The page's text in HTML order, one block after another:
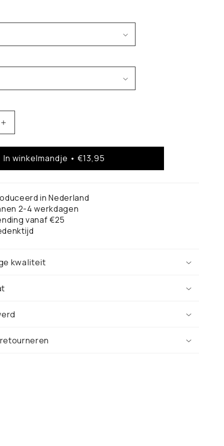
Aantal
verhogen
voor
Nijmegen
Stadskaart
In winkelmandje • €13,95
in Nederland
2-4 werkdagen
vanaf €25
kwaliteit